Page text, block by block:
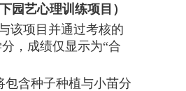
园艺心理训练项目）
该项目并通过考核的
，成绩仅显示为“合
包含种子种植与小苗分